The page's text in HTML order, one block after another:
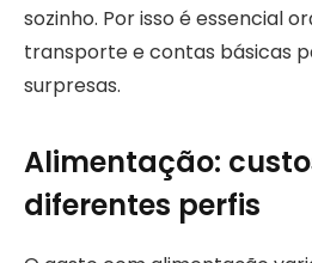
sozinho. Por isso é essencial
transporte e contas básicas
surpresas.
Alimentação:
diferentes perfis